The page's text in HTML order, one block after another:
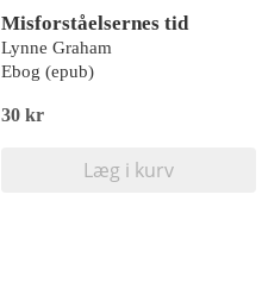
Misforståelsernes tid
Lynne Graham
Ebog (epub)
30 kr
Læg i kurv